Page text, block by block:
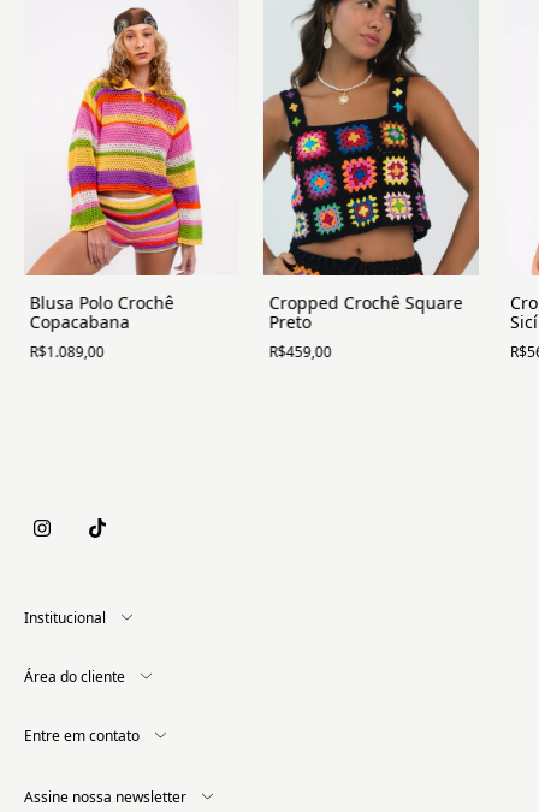
Blusa Polo Crochê
Copacabana
R$1.089,00
Cropped Crochê Square
Preto
R$459,00
Institucional
Área do cliente
Entre em contato
Assine nossa newsletter